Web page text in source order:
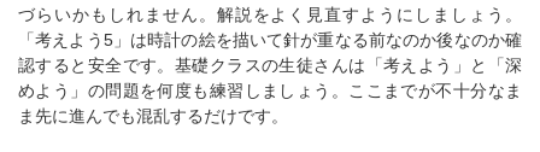
づらいかもしれません。解説をよく見直すようにしましょう。
「考えよう5」は時計の絵を描いて針が重なる前なのか後なのか確
認すると安全です。基礎クラスの生徒さんは「考えよう」と「深
めよう」の問題を何度も練習しましょう。ここまでが不十分なま
ま先に進んでも混乱するだけです。